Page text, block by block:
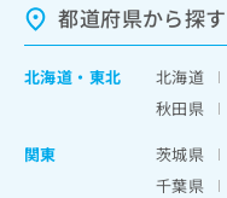
都道府県から探す
北海道 ・ 東北 北海道
秋田県
関東
茨城県
千葉県